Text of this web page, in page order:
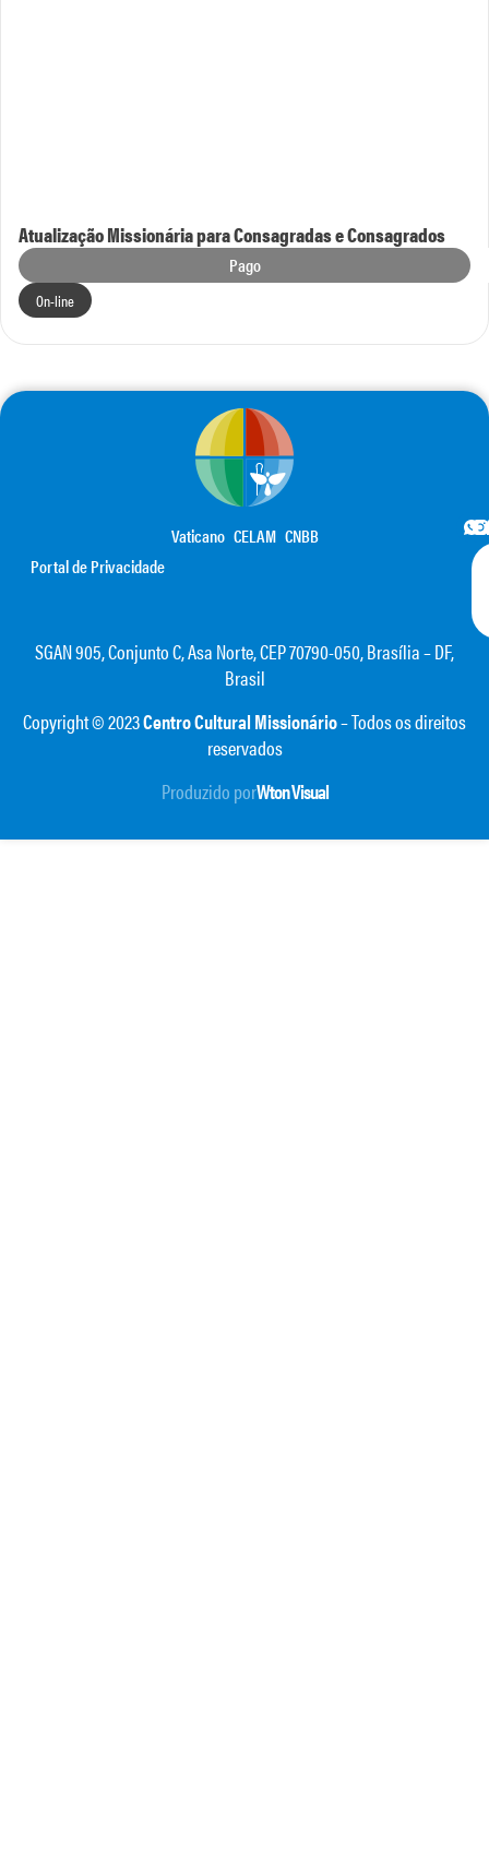
Atualização Missionária para Consagradas e Consagrados
Pago
On-line
Vaticano CELAM CNBB
Portal de Privacidade
SGAN 905, Conjunto C, Asa Norte, CEP 70790-050, Brasília – DF,
Brasil
Copyright © 2023Centro Cultural Missionário– Todos os direitos
reservados
Produzido porWton Visual